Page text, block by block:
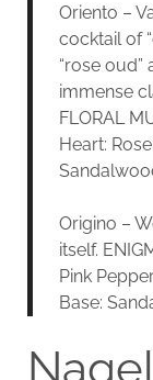
Oriento –
cocktail of
“rose
immense
FLORAL
Heart:
Origino –
itself.
Pink
Base: